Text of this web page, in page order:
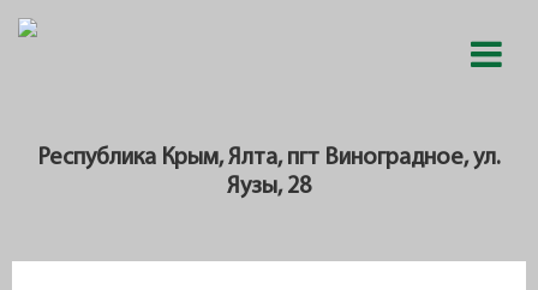
Республика Крым, Ялта, пгт Виноградное, ул.
Яузы, 28